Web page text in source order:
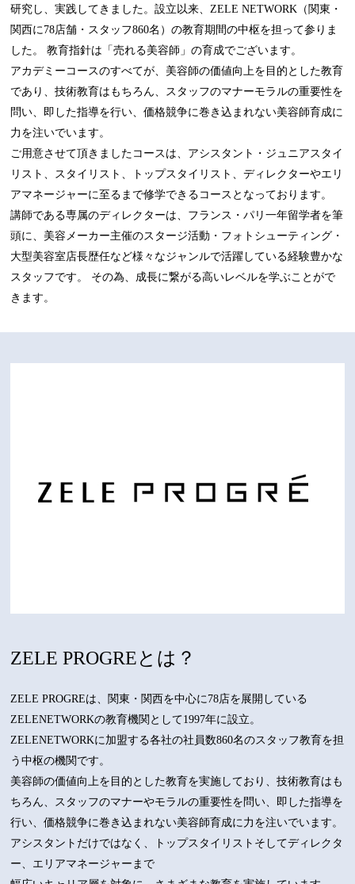
研究し、実践してきました。設立以来、ZELE NETWORK（関東・
関西に78店舗・スタッフ860名）の教育期間の中枢を担って参りま
した。 教育指針は「売れる美容師」の育成でございます。
アカデミーコースのすべてが、美容師の価値向上を目的とした教育
であり、技術教育はもちろん、スタッフのマナーモラルの重要性を
問い、即した指導を行い、価格競争に巻き込まれない美容師育成に
力を注いでいます。
ご用意させて頂きましたコースは、アシスタント・ジュニアスタイ
リスト、スタイリスト、トップスタイリスト、ディレクターやエリ
アマネージャーに至るまで修学できるコースとなっております。
講師である専属のディレクターは、フランス・パリ一年留学者を筆
頭に、美容メーカー主催のスタージ活動・フォトシューティング・
大型美容室店長歴任など様々なジャンルで活躍している経験豊かな
スタッフです。 その為、成長に繋がる高いレベルを学ぶことがで
きます。
ZELE PROGREとは？
ZELE PROGREは、関東・関西を中心に78店を展開している
ZELENETWORKの教育機関として1997年に設立。
ZELENETWORKに加盟する各社の社員数860名のスタッフ教育を担
う中枢の機関です。
美容師の価値向上を目的とした教育を実施しており、技術教育はも
ちろん、スタッフのマナーやモラルの重要性を問い、即した指導を
行い、価格競争に巻き込まれない美容師育成に力を注いでいます。
アシスタントだけではなく、トップスタイリストそしてディレクタ
ー、エリアマネージャーまで